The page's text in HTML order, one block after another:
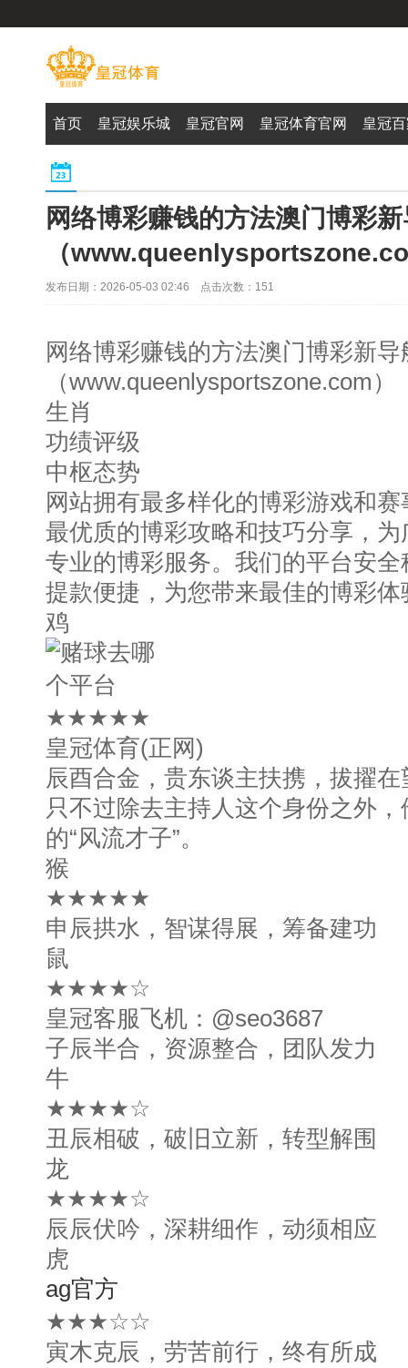
首页 皇冠娱乐城 皇冠官网 皇冠体育官网 皇冠
网络博彩赚钱的方法澳门博彩
（
发布日期：2026-05-03 02:46 点击次数：151
网络博彩赚钱的方法澳门博彩新导
（www.queenlysportszone.com）
生肖
功绩评级
中枢态势
网站拥有最多样化的博彩游戏和
最优质的博彩攻略和技巧分享，
专业的博彩服务。我们的平台安
提款便捷，为您带来最佳的博彩
鸡
★★★★★
皇冠体育(正网)
辰酉合金，贵东谈主扶携，拔擢在
只不过除去主持人这个身份之外
的“风流才子”。
猴
★★★★★
申辰拱水，智谋得展，筹备建功
鼠
★★★★☆
皇冠客服飞机：@seo3687
子辰半合，资源整合，团队发力
牛
★★★★☆
丑辰相破，破旧立新，转型解围
龙
★★★★☆
辰辰伏吟，深耕细作，动须相应
虎
ag官方
★★★☆☆
寅木克辰，劳苦前行，终有所成